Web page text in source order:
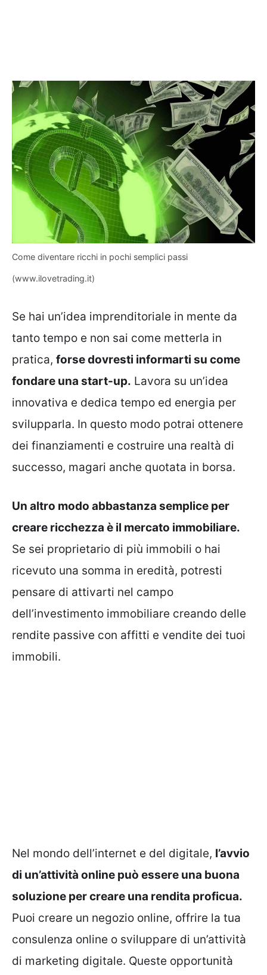
Come diventare ricchi in pochi semplici passi
(www.ilovetrading.it)
Se hai un’idea imprenditoriale in mente da
tanto tempo e non sai come metterla in
pratica, forse dovresti informarti su come
fondare una start-up. Lavora su un’idea
innovativa e dedica tempo ed energia per
svilupparla. In questo modo potrai ottenere
dei finanziamenti e costruire una realtà di
successo, magari anche quotata in borsa.
Un altro modo abbastanza semplice per
creare ricchezza è il mercato immobiliare.
Se sei proprietario di più immobili o hai
ricevuto una somma in eredità, potresti
pensare di attivarti nel campo
dell’investimento immobiliare creando delle
rendite passive con affitti e vendite dei tuoi
immobili.
Nel mondo dell’internet e del digitale, l’avvio
di un’attività online può essere una buona
soluzione per creare una rendita proficua.
Puoi creare un negozio online, offrire la tua
consulenza online o sviluppare di un’attività
di marketing digitale. Queste opportunità